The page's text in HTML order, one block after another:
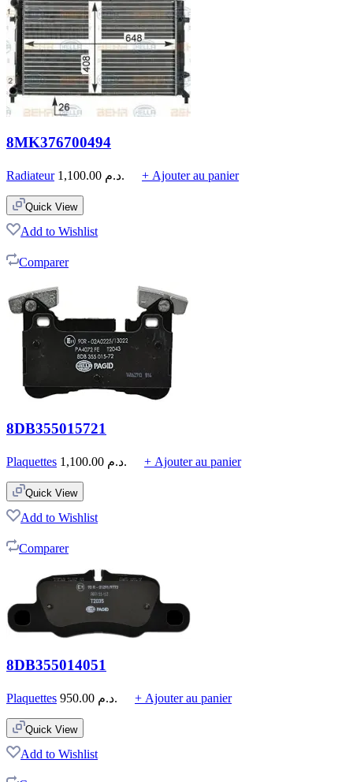
8MK376700494
Radiateur 1,100.00 د.م. + Ajouter au panier
Quick View
Add to Wishlist
Comparer
8DB355015721
Plaquettes 1,100.00 د.م. + Ajouter au panier
Quick View
Add to Wishlist
Comparer
8DB355014051
Plaquettes 950.00 د.م. + Ajouter au panier
Quick View
Add to Wishlist